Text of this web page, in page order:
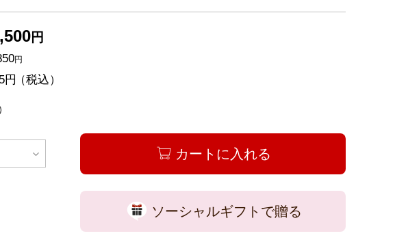
円
円
円（税込）
カートに入れる
ソーシャルギフトで贈る